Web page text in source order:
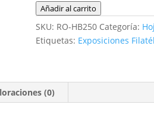
Rumanía
BF250.
Hoja
Exposición
**1998
cantidad
Añadir al carrito
SKU: RO-HB250 Categoría:
Etiquetas: Exposiciones
(0)